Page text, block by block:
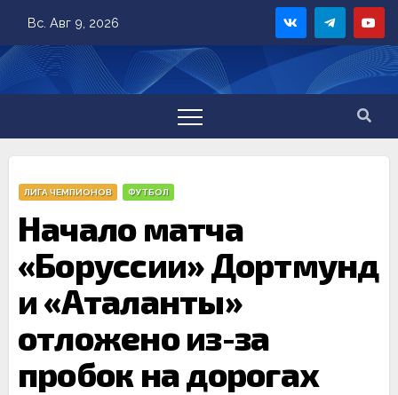
content
Вс. Авг 9, 2026
ЛИГА ЧЕМПИОНОВ ФУТБОЛ
Начало матча
«Боруссии» Дортмунд
и «Аталанты»
отложено из-за
пробок на дорогах